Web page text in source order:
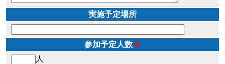
実施予定場所
参加予定人数※
人